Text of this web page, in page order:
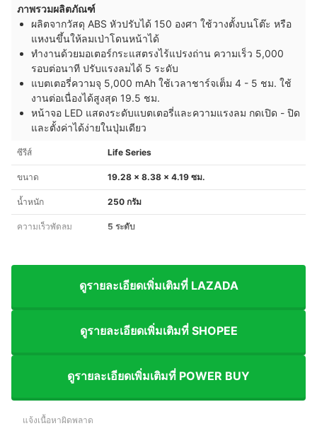
ภาพรวมผลิตภัณฑ์
ผลิตจากวัสดุ ABS หัวปรับได้ 150 องศา ใช้วางตั้งบนโต๊ะ หรือ
แหงนขึ้นให้ลมเป่าโดนหน้าได้
ทำงานด้วยมอเตอร์กระแสตรงไร้แปรงถ่าน ความเร็ว 5,000
รอบต่อนาที ปรับแรงลมได้ 5 ระดับ
แบตเตอรี่ความจุ 5,000 mAh ใช้เวลาชาร์จเต็ม 4 - 5 ชม. ใช้
งานต่อเนื่องได้สูงสุด 19.5 ชม.
หน้าจอ LED แสดงระดับแบตเตอรี่และความแรงลม กดเปิด - ปิด
และตั้งค่าได้ง่ายในปุ่มเดียว
ซีรีส์ Life Series
ขนาด 19.28 x 8.38 x 4.19 ซม.
น้ำหนัก 250 กรัม
ความเร็วพัดลม 5 ระดับ
ดูรายละเอียดเพิ่มเติมที่ LAZADA
ดูรายละเอียดเพิ่มเติมที่ SHOPEE
ดูรายละเอียดเพิ่มเติมที่ POWER BUY
แจ้งเนื้อหาผิดพลาด